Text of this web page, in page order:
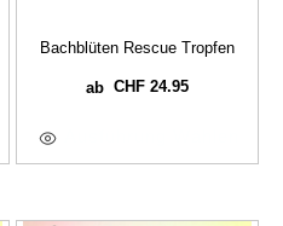
Bachblüten Rescue Tropfen
ab CHF24.95